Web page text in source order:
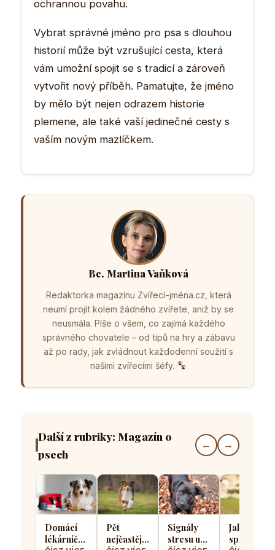
ochrannou povahu.
Vybrat správné jméno pro psa s dlouhou
historií může být vzrušující cesta, která
vám umožní spojit se s tradicí a zároveň
vytvořit nový příběh. Pamatujte, že jméno
by mělo být nejen odrazem historie
plemene, ale také vaší jedinečné cesty s
vaším novým mazlíčkem.
Bc. Martina Vaňková
Redaktorka magazínu Zvířecí-jména.cz, která
neumí projít kolem žádného zvířete, aniž by se
neusmála. Píše o všem, co zajímá každého
správného chovatele – od tipů na hry a zábavu
až po rady, jak zvládnout každodenní soužití s
našimi zvířecími šéfy.
Další z rubriky: Magazín o
psech
← →
Domácí
lékárnička
Pět
nejčastějších
Signály
stresu u
Jak
správně